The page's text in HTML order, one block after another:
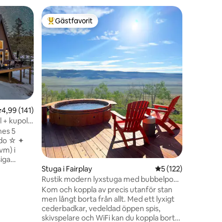
av 5 i genomsnittligt betyg, 141 omdömen
4,99 (141)
+ kupol
5
☆ ✦
i
Populär gästfavorit
Gästfavorit
Stuga i Fairplay 5 av 5 i
5 (122)
Rustik modern lyxstuga med bubbelpool
och husdjur!
Kom och koppla av precis utanför stan
men långt borta från allt. Med ett lyxigt
cederbadkar, vedeldad öppen spis,
skivspelare och WiFi kan du koppla bort